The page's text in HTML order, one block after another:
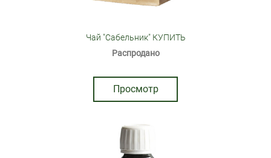
Чай "Сабельник" КУПИТЬ
Распродано
Просмотр